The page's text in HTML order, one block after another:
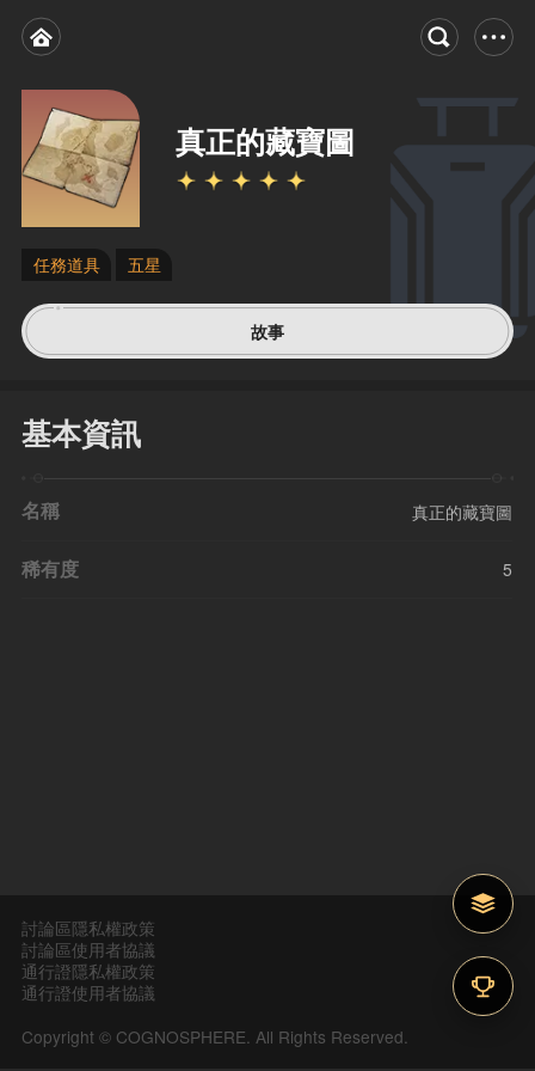
真正的藏寶圖
任務道具 五星
故事
基本資訊
名稱 真正的藏寶圖
稀有度 5
討論區隱私權政策
討論區使用者協議
通行證隱私權政策
通行證使用者協議
Copyright © COGNOSPHERE. All Rights Reserved.